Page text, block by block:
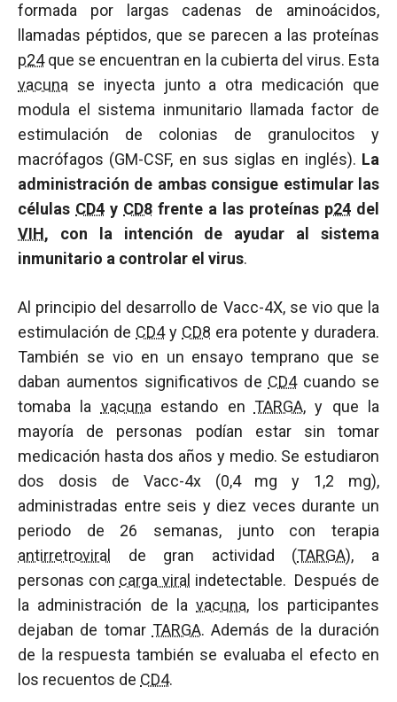
formada por largas cadenas de aminoácidos,
llamadas péptidos, que se parecen a las proteínas
p24que se encuentran en la cubierta del virus. Esta
vacuna se inyecta junto a otra medicación que
modula el sistema inmunitario llamada factor de
estimulación de colonias de granulocitos y
macrófagos (GM-CSF, en sus siglas en inglés). La
administración de ambas consigue estimular las
células CD4 y CD8 frente a las proteínas p24 del
VIH, con la intención de ayudar al sistema
inmunitario a controlar el virus.
Al principio del desarrollo de Vacc-4X, se vio que la
estimulación de CD4y CD8 era potente y duradera.
También se vio en un ensayo temprano que se
daban aumentos significativos de CD4cuando se
tomaba la vacuna estando en TARGA, y que la
mayoría de personas podían estar sin tomar
medicación hasta dos años y medio. Se estudiaron
dos dosis de Vacc-4x (0,4 mg y 1,2 mg),
administradas entre seis y diez veces durante un
periodo de 26 semanas, junto con terapia
antirretroviral
de gran actividad (TARGA), a
personas con carga viral indetectable. Después de
la administración de lavacuna, los participantes
dejaban de tomar TARGA. Además de la duración
de la respuesta también se evaluaba el efecto en
los recuentos de CD4.